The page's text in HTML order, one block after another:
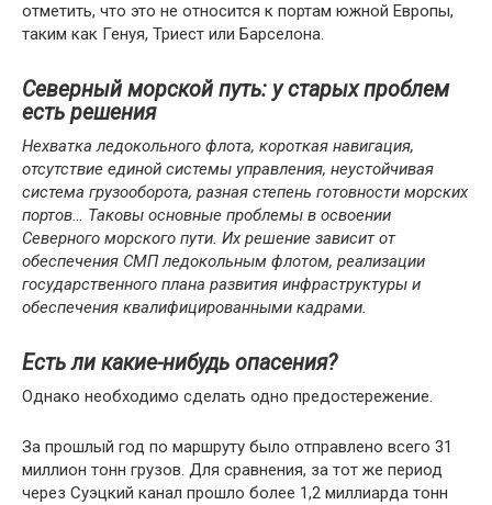
отметить, что это не относится к портам южной Европы,
таким как Генуя, Триест или Барселона.
Северный морской путь: у старых проблем
есть решения
Нехватка ледокольного флота, короткая навигация,
отсутствие единой системы управления, неустойчивая
система грузооборота, разная степень готовности морских
портов… Таковы основные проблемы в освоении
Северного морского пути. Их решение зависит от
обеспечения СМП ледокольным флотом, реализации
государственного плана развития инфраструктуры и
обеспечения квалифицированными кадрами.
Есть ли какие-нибудь опасения?
Однако необходимо сделать одно предостережение.
За прошлый год по маршруту было отправлено всего 31
миллион тонн грузов. Для сравнения, за тот же период
через Суэцкий канал прошло более 1,2 миллиарда тонн